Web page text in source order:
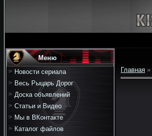
Меню
Новости сериала
Весь Рыцарь Дорог
Доска объявлений
Статьи и Видео
Мы в ВКонтакте
Каталог файлов
Главная »